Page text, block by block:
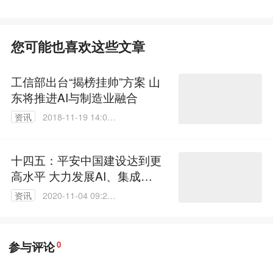
您可能也喜欢这些文章
工信部出台“揭榜挂帅”方案 山
东将推进AI与制造业融合
资讯
2018-11-19 14:07:
十四五：平安中国建设达到更
高水平 大力发展AI、集成电
路等前沿科技
资讯
2020-11-04 09:28:
参与评论0